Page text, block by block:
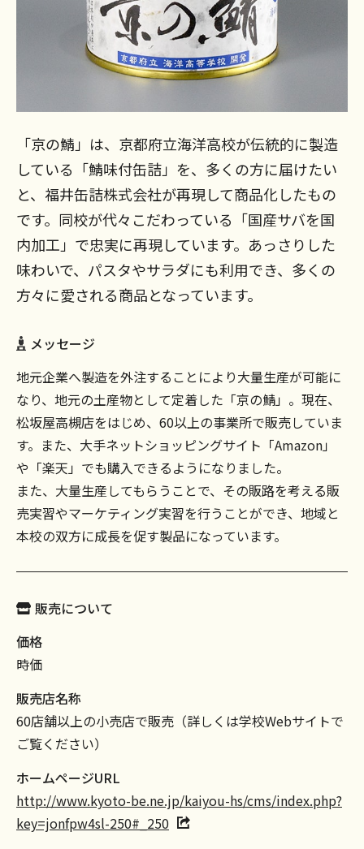
「京の鯖」は、京都府立海洋高校が伝統的に製造
している「鯖味付缶詰」を、多くの方に届けたい
と、福井缶詰株式会社が再現して商品化したもの
です。同校が代々こだわっている「国産サバを国
内加工」で忠実に再現しています。あっさりした
味わいで、パスタやサラダにも利用でき、多くの
方々に愛される商品となっています。
メッセージ
地元企業へ製造を外注することにより大量生産が可能に
なり、地元の土産物として定着した「京の鯖」。現在、
松坂屋高槻店をはじめ、60以上の事業所で販売していま
す。また、大手ネットショッピングサイト「Amazon」
や「楽天」でも購入できるようになりました。
また、大量生産してもらうことで、その販路を考える販
売実習やマーケティング実習を行うことができ、地域と
本校の双方に成長を促す製品になっています。
販売について
価格
時価
販売店名称
60店舗以上の小売店で販売（詳しくは学校Webサイトで
ご覧ください）
ホームページURL
http://www.kyoto-be.ne.jp/kaiyou-hs/cms/index.php?
key=jonfpw4sl-250#_250